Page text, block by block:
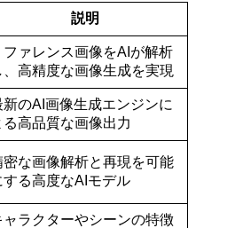
説明
ファレンス画像をAIが解析
、高精度な画像生成を実現
新のAI画像生成エンジンに
る高品質な画像出力
密な画像解析と再現を可能
する高度なAIモデル
ャラクターやシーンの特徴